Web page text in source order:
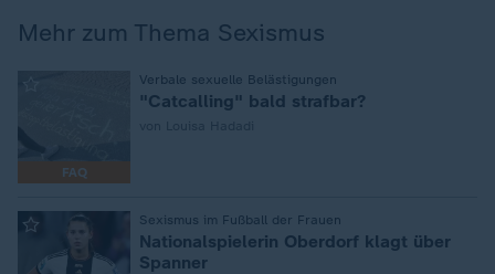
Mehr zum Thema Sexismus
FAQ
Verbale sexuelle Belästigungen
"Catcalling" bald strafbar?
Sexismus im Fußball der Frauen
Nationalspielerin Oberdorf klagt über
Spanner